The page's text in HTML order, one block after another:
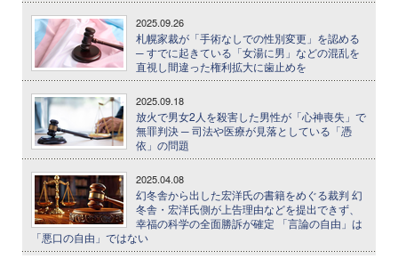
2025.09.26
札幌家裁が「手術なしでの性別変更」を認める
─ すでに起きている「女湯に男」などの混乱を
直視し間違った権利拡大に歯止めを
2025.09.18
放火で男女2人を殺害した男性が「心神喪失」で
無罪判決 ─ 司法や医療が見落としている「憑
依」の問題
2025.04.08
幻冬舎から出した宏洋氏の書籍をめぐる裁判 幻
冬舎・宏洋氏側が上告理由などを提出できず、
幸福の科学の全面勝訴が確定 「言論の自由」は
「悪口の自由」ではない